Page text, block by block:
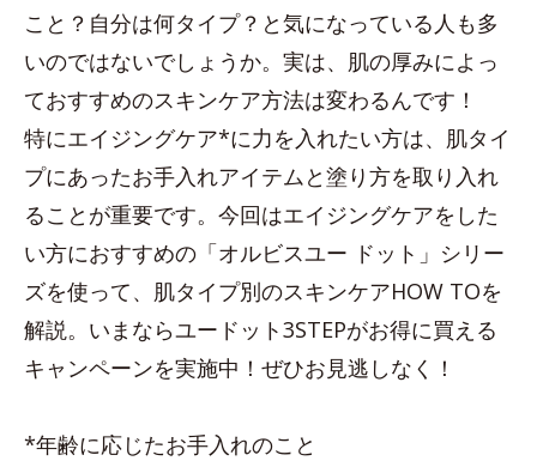
こと？自分は何タイプ？と気になっている人も多
いのではないでしょうか。実は、肌の厚みによっ
ておすすめのスキンケア方法は変わるんです！
特にエイジングケア*に力を入れたい方は、肌タイ
プにあったお手入れアイテムと塗り方を取り入れ
ることが重要です。今回はエイジングケアをした
い方におすすめの「オルビスユー ドット」シリー
ズを使って、肌タイプ別のスキンケアHOW TOを
解説。いまならユードット3STEPがお得に買える
キャンペーンを実施中！ぜひお見逃しなく！
*年齢に応じたお手入れのこと